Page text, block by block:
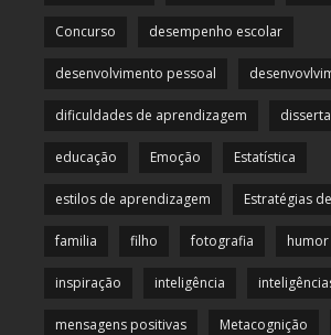
Concurso desempenho escolar
desenvolvimento pessoal
dificuldades de aprendizagem
educação Emoção Estatística
estilos de aprendizagem Estratégias
familia filho fotografia humor
inspiração inteligência
mensagens positivas Metacognição